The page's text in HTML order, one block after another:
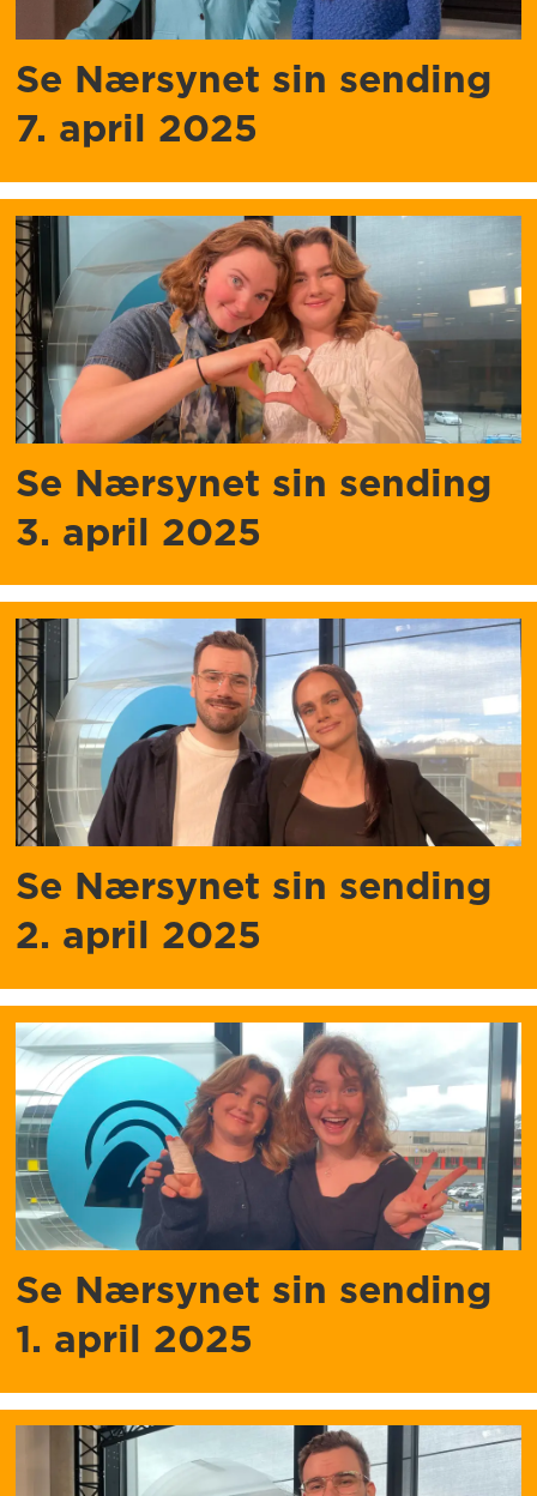
Se Nærsynet sin sending
7. april 2025
Se Nærsynet sin sending
3. april 2025
Se Nærsynet sin sending
2. april 2025
Se Nærsynet sin sending
1. april 2025